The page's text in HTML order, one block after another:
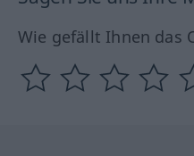
Wie gefällt Ihnen das